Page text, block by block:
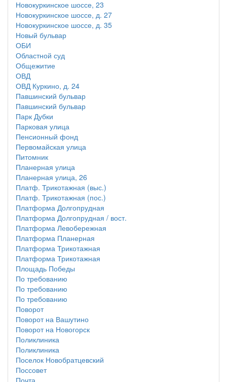
Новокуркинское шоссе, 23
Новокуркинское шоссе, д. 27
Новокуркинское шоссе, д. 35
Новый бульвар
ОБИ
Областной суд
Общежитие
ОВД
ОВД Куркино, д. 24
Павшинский бульвар
Павшинский бульвар
Парк Дубки
Парковая улица
Пенсионный фонд
Первомайская улица
Питомник
Планерная улица
Планерная улица, 26
Платф. Трикотажная (выс.)
Платф. Трикотажная (пос.)
Платформа Долгопрудная
Платформа Долгопрудная / вост.
Платформа Левобережная
Платформа Планерная
Платформа Трикотажная
Платформа Трикотажная
Площадь Победы
По требованию
По требованию
По требованию
Поворот
Поворот на Вашутино
Поворот на Новогорск
Поликлиника
Поликлиника
Поселок Новобратцевский
Поссовет
Почта